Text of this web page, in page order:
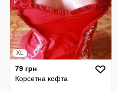
XL
79 грн
Корсетна кофта